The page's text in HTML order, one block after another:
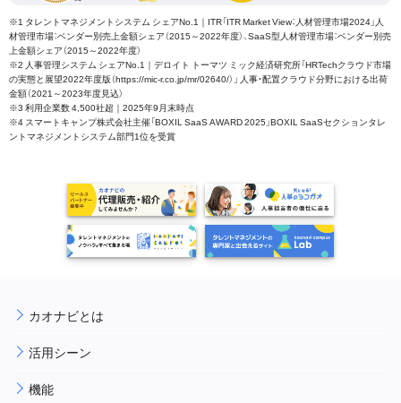
※1 タレントマネジメントシステム シェアNo.1｜ITR「ITR Market View：人材管理市場2024」人
材管理市場：ベンダー別売上金額シェア（2015～2022年度）、SaaS型人材管理市場：ベンダー別売
上金額シェア（2015～2022年度）
※2 人事管理システム シェアNo.1｜デロイト トーマツ ミック経済研究所「HRTechクラウド市場
の実態と展望2022年度版（https://mic-r.co.jp/mr/02640/）」 人事・配置クラウド分野における出荷
金額（2021～2023年度見込）
※3 利用企業数 4,500社超｜2025年9月末時点
※4 スマートキャンプ株式会社主催「BOXIL SaaS AWARD 2025」BOXIL SaaSセクションタレ
ントマネジメントシステム部門1位を受賞
カオナビとは
活用シーン
機能